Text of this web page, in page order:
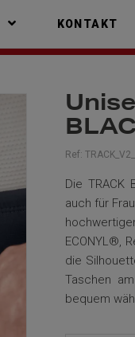
KONTAKT
Ref:
Die TRACK
auch für
ECONYL®,
die
Taschen
bequem